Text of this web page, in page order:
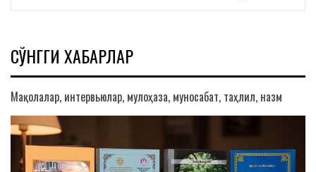
СЎНГГИ ХАБАРЛАР
Мақолалар, интервьюлар, мулоҳаза, муносабат, таҳлил, назм